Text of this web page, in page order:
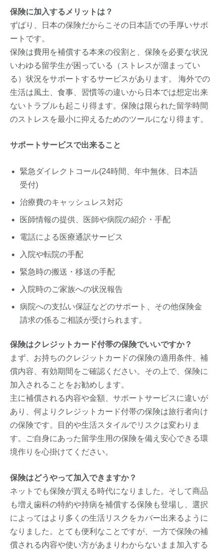
保険に加入するメリットは？
ずばり、日本の保険だからこその日本語での手厚いサポ
ートです。
保険は費用を補償する本来の役割と、保険を必要な状況
いわゆる留学生が困っている（ストレスが溜まってい
る）状況をサポートするサービスがあります。 海外での
生活は風土、食事、習慣等の違いから日本では想定出来
ないトラブルも起こり得ます。保険は限られた留学時間
のストレスを最小に抑えるためのツールになり得ます。
サポートサービスで出来ること
緊急ダイレクトコール(24時間、年中無休、日本語
受付)
治療費のキャッシュレス対応
医師情報の提供、医師や病院の紹介・手配
電話による医療通訳サービス
入院や転院の手配
緊急時の搬送・移送の手配
入院時のご家族への状況報告
病院への支払い保証などのサポート、その他保険金
請求の係るご相談が受けられます。
保険はクレジットカード付帯の保険でいいですか？
まず、お持ちのクレジットカードの保険の適用条件、補
償内容、有効期間をご確認ください。その上で、保険に
加入されることをお勧めします。
主に補償される内容や金額、サポートサービスに違いが
あり、何よりクレジットカード付帯の保険は旅行者向け
の保険です。目的や生活スタイルでリスクは変わりま
す。ご自身にあった留学生用の保険を備え安心できる環
境作りを心掛けてください。
保険はどうやって加入できますか？
ネットでも保険が買える時代になりました。そして商品
も増え歯科の特約や持病を補償する保険も登場し、選択
によってはより多くの生活リスクをカバー出来るように
なりました。とても便利なことですが、一方で保険の補
償される内容や使い方があまりわからないまま加入する